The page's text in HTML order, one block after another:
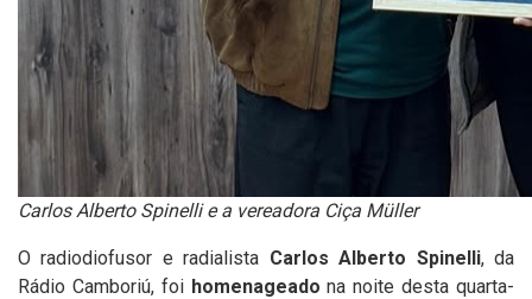
Carlos Alberto Spinelli e a vereadora Ciça Müller
O radiodiofusor e radialista Carlos Alberto Spinelli, da
Rádio Camboriú, foihomenageado na noite desta quarta-